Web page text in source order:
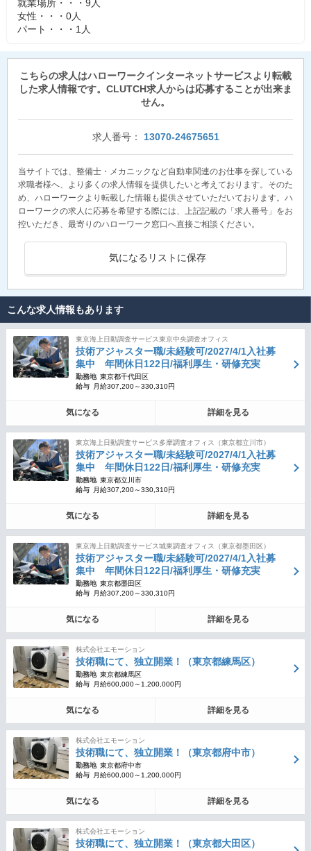
就業場所・・・9人
女性・・・0人
パート・・・1人
こちらの求人はハローワークインターネットサービスより転載
した求人情報です。CLUTCH求人からは応募することが出来ま
せん。
求人番号： 13070-24675651
当サイトでは、整備士・メカニックなど自動車関連のお仕事を探している
求職者様へ、より多くの求人情報を提供したいと考えております。そのた
め、ハローワークより転載した情報も提供させていただいております。ハ
ローワークの求人に応募を希望する際には、上記記載の「求人番号」をお
控いただき、最寄りのハローワーク窓口へ直接ご相談ください。
気になるリストに保存
こんな求人情報もあります
東京海上日動調査サービス東京中央調査オフィス
技術アジャスター職/未経験可/2027/4/1入社募
集中 年間休日122日/福利厚生・研修充実
勤務地 東京都千代田区
給与
月給307,200～330,310円
気になる 詳細を見る
東京海上日動調査サービス多摩調査オフィス（東京都立川市）
技術アジャスター職/未経験可/2027/4/1入社募
集中 年間休日122日/福利厚生・研修充実
勤務地 東京都立川市
給与
月給307,200～330,310円
気になる 詳細を見る
東京海上日動調査サービス城東調査オフィス（東京都墨田区）
技術アジャスター職/未経験可/2027/4/1入社募
集中 年間休日122日/福利厚生・研修充実
勤務地 東京都墨田区
給与
月給307,200～330,310円
気になる 詳細を見る
株式会社エモーション
技術職にて、独立開業！（東京都練馬区）
勤務地 東京都練馬区
給与
月給600,000～1,200,000円
気になる 詳細を見る
株式会社エモーション
技術職にて、独立開業！（東京都府中市）
勤務地 東京都府中市
給与
月給600,000～1,200,000円
気になる 詳細を見る
株式会社エモーション
技術職にて、独立開業！（東京都大田区）